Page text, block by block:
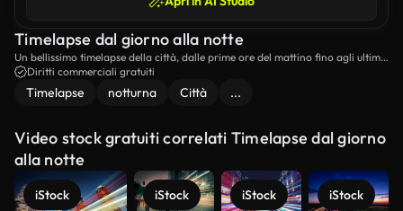
Timelapse dal giorno alla notte
Un bellissimo timelapse della città, dalle prime ore del mattino fino agli ultimi
raggi di sole della sera.
Diritti commerciali gratuiti
Timelapse notturna Città ...
Video stock gratuiti correlati Timelapse dal giorno
alla notte
iStock iStock iStock iStock